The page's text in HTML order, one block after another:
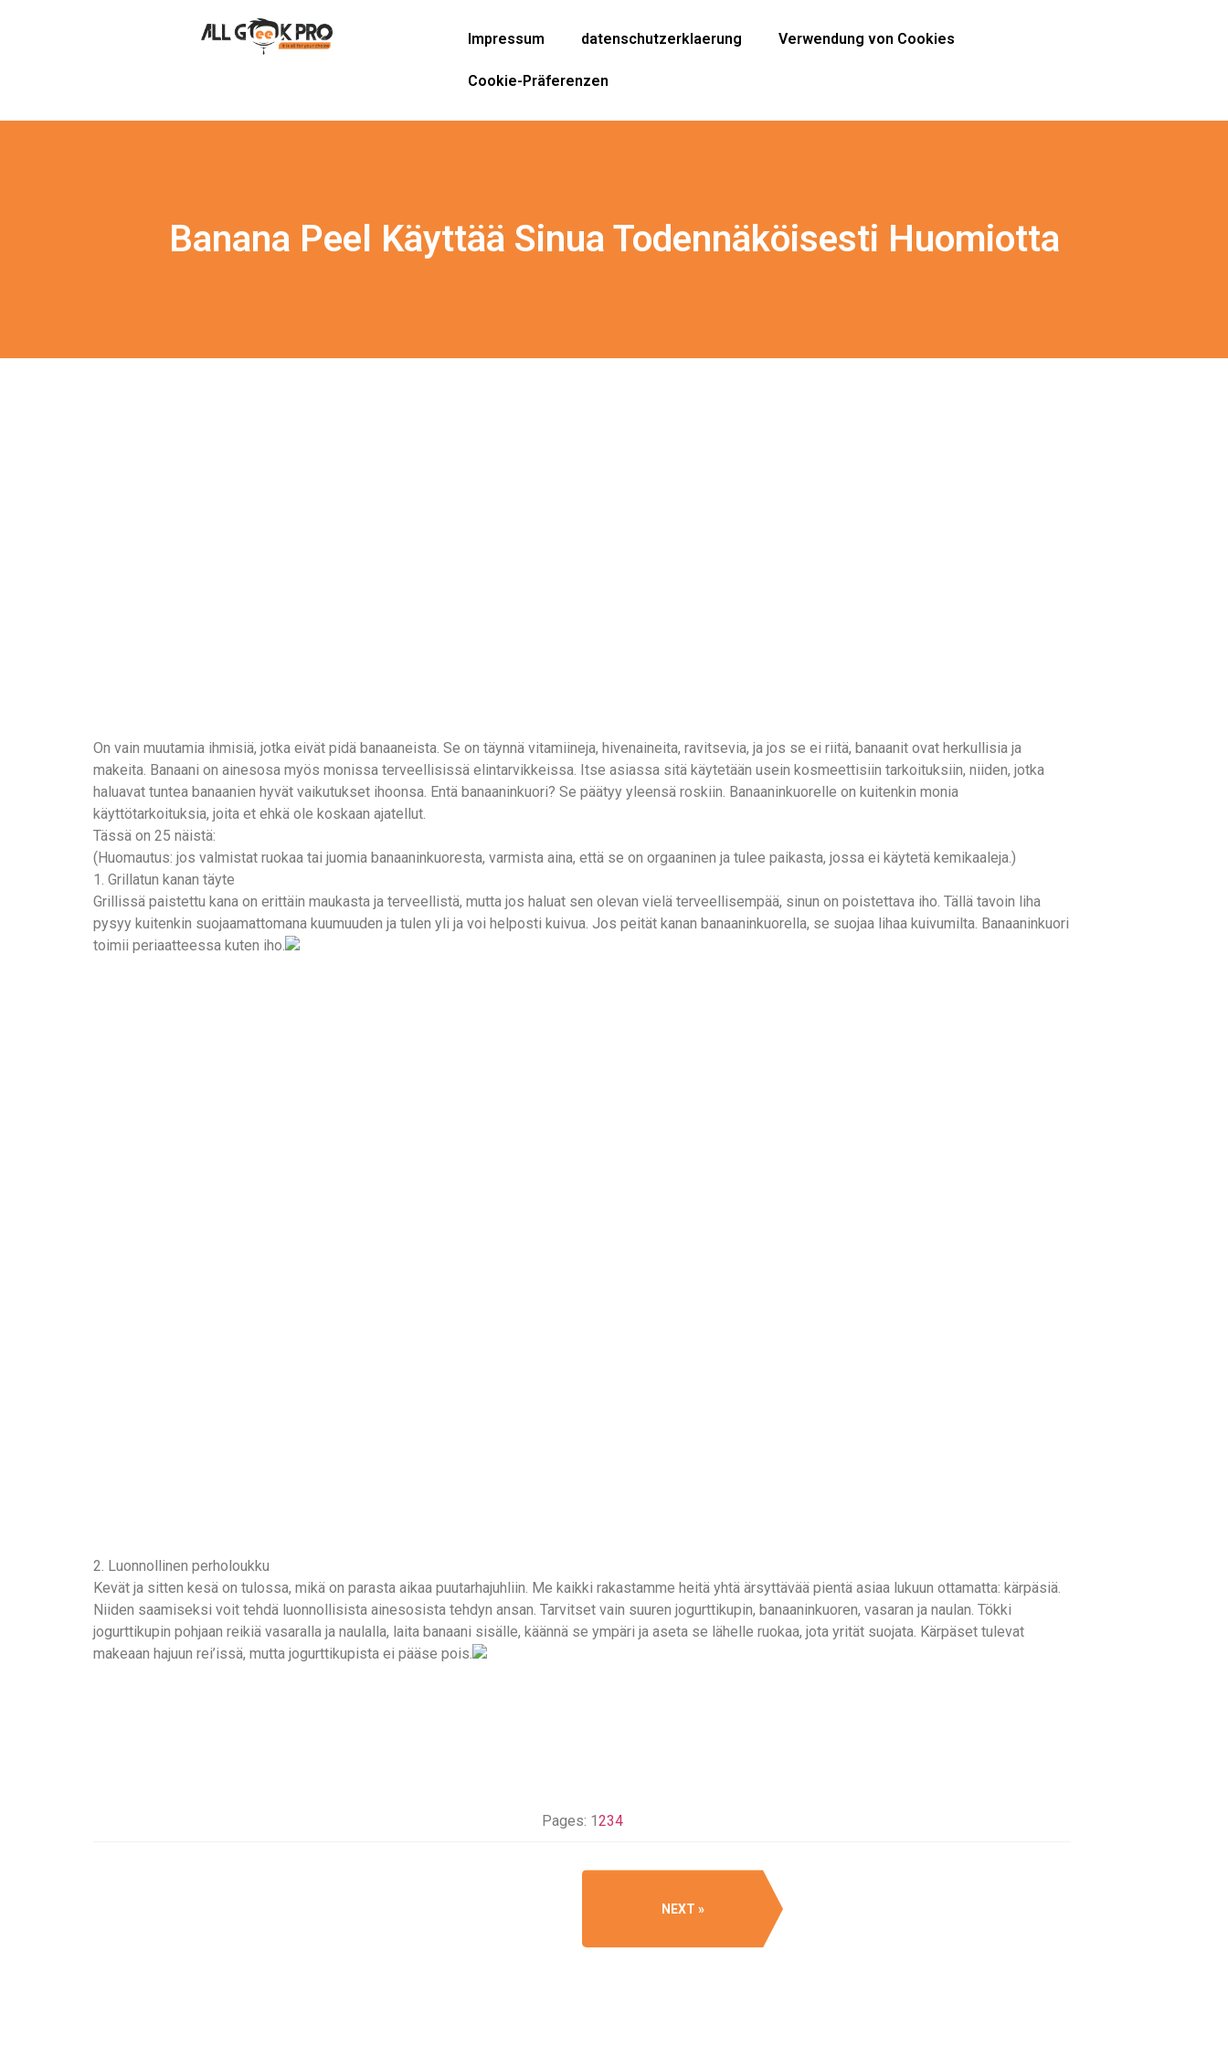
Impressum datenschutzerklaerung Verwendung von Cookies
Cookie-Präferenzen
Banana Peel Käyttää Sinua Todennäköisesti Huomiotta
On vain muutamia ihmisiä, jotka eivät pidä banaaneista. Se on täynnä vitamiineja, hivenaineita, ravitsevia, ja jos se ei riitä, banaanit ovat herkullisia ja
makeita. Banaani on ainesosa myös monissa terveellisissä elintarvikkeissa. Itse asiassa sitä käytetään usein kosmeettisiin tarkoituksiin, niiden, jotka
haluavat tuntea banaanien hyvät vaikutukset ihoonsa. Entä banaaninkuori? Se päätyy yleensä roskiin. Banaaninkuorelle on kuitenkin monia
käyttötarkoituksia, joita et ehkä ole koskaan ajatellut.
Tässä on 25 näistä:
(Huomautus: jos valmistat ruokaa tai juomia banaaninkuoresta, varmista aina, että se on orgaaninen ja tulee paikasta, jossa ei käytetä kemikaaleja.)
1. Grillatun kanan täyte
Grillissä paistettu kana on erittäin maukasta ja terveellistä, mutta jos haluat sen olevan vielä terveellisempää, sinun on poistettava iho. Tällä tavoin liha
pysyy kuitenkin suojaamattomana kuumuuden ja tulen yli ja voi helposti kuivua. Jos peität kanan banaaninkuorella, se suojaa lihaa kuivumilta. Banaaninkuori
toimii periaatteessa kuten iho.
2. Luonnollinen perholoukku
Kevät ja sitten kesä on tulossa, mikä on parasta aikaa puutarhajuhliin. Me kaikki rakastamme heitä yhtä ärsyttävää pientä asiaa lukuun ottamatta: kärpäsiä.
Niiden saamiseksi voit tehdä luonnollisista ainesosista tehdyn ansan. Tarvitset vain suuren jogurttikupin, banaaninkuoren, vasaran ja naulan. Tökki
jogurttikupin pohjaan reikiä vasaralla ja naulalla, laita banaani sisälle, käännä se ympäri ja aseta se lähelle ruokaa, jota yrität suojata. Kärpäset tulevat
makeaan hajuun rei’issä, mutta jogurttikupista ei pääse pois.
Pages: 1 234
NEXT